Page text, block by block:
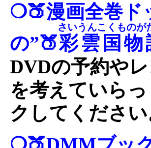
❍🍑漫画全巻ド
の”🍑彩雲国物
さいうんこくものが
DVDの予約や
を考えていら
クしてください